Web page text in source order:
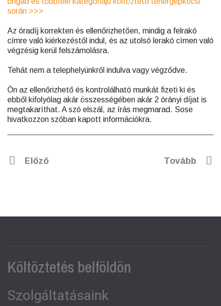
során >>>
Az óradíj korrekten és ellenőrizhetően, mindig a felrakó
címre való kiérkezéstől indul, és az utolsó lerakó címen való
végzésig kerül felszámolásra.
Tehát nem a telephelyünkről indulva vagy végződve.
Ön az ellenőrizhető és kontrolálható munkát fizeti ki és
ebből kifolyólag akár összességében akár 2 órányi díjat is
megtakaríthat. A szó elszál, az írás megmarad. Sose
hivatkozzon szóban kapott információkra.
Előző Tovább
Költöztetés belföldön
Szolgáltatásaink